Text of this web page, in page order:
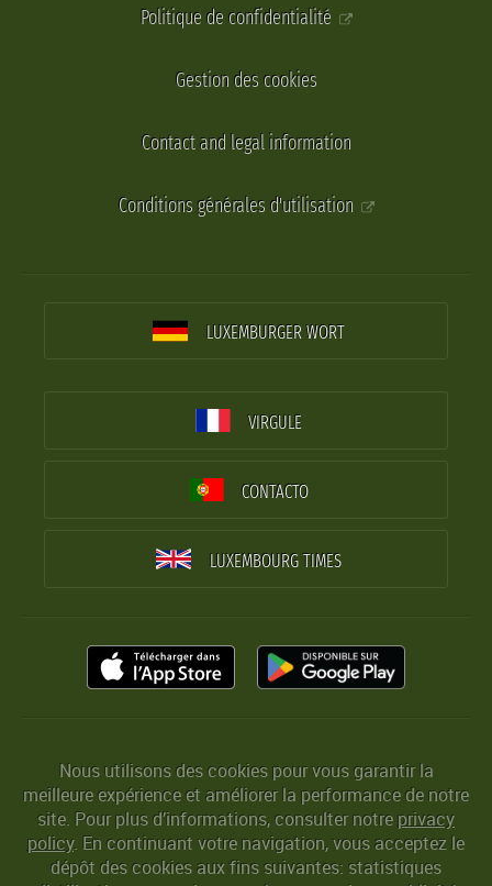
Politique de confidentialité
Gestion des cookies
Contact and legal information
Conditions générales d'utilisation
LUXEMBURGER WORT
VIRGULE
CONTACTO
LUXEMBOURG TIMES
Nous utilisons des cookies pour vous garantir la
meilleure expérience et améliorer la performance de notre
site. Pour plus d’informations, consulter notreprivacy
policy. En continuant votre navigation, vous acceptez le
dépôt des cookies aux fins suivantes: statistiques